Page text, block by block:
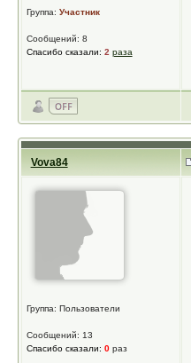
Группа: Участник
Сообщений: 8
Спасибо сказали: 2 раза
Vova84
Группа: Пользователи
Сообщений: 13
Спасибо сказали: 0раз